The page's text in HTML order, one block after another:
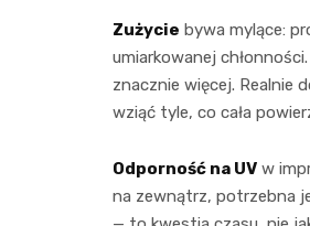
Zużycie bywa mylące:
umiarkowanej
znacznie więcej. Realnie
wziąć tyle, co cała
Odporność na UV w
na zewnątrz, potrzebna